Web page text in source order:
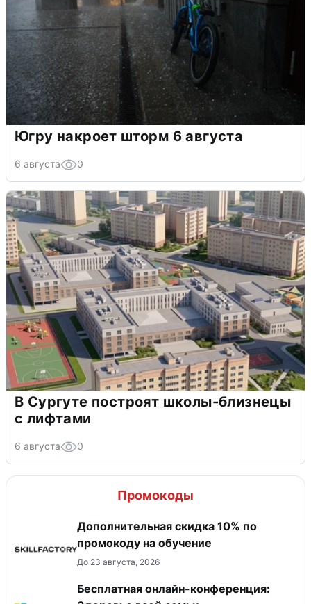
Югру накроет шторм 6 августа
6 августа 0
В Сургуте построят школы-близнецы
с лифтами
6 августа 0
Промокоды
Дополнительная скидка 10% по
промокоду на обучение
До 23 августа, 2026
Бесплатная онлайн-конференция: